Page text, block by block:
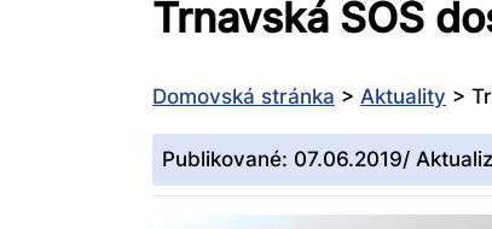
Trnavská SOŠ
Domovská stránka > Aktuality >
Publikované: 07.06.2019/